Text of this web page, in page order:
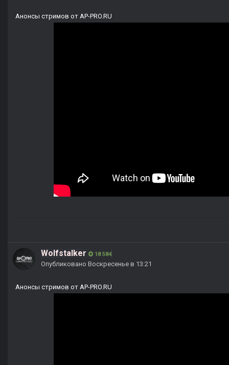
Анонсы стримов от AP-PRO.RU
Wolfstalker 18 584
Опубликовано Воскресенье в 13:21
Анонсы стримов от AP-PRO.RU